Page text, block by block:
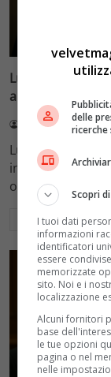
Luca
autodistruzione
Redazione VelvetMAG
Luca
intima: rivela
ospedalieri e il
Leggi di più
delle
ricerche
Scopri
I tuoi dati
informazioni
identificatori
essere
memorizzate
sito. Noi e i
localizzazione
Alcuni fornitori
base
le tue opzioni
pagina o nel
nelle